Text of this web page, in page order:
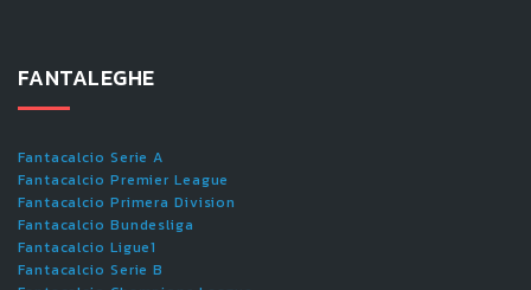
FANTALEGHE
Fantacalcio Serie A
Fantacalcio Premier League
Fantacalcio Primera Division
Fantacalcio Bundesliga
Fantacalcio Ligue1
Fantacalcio Serie B